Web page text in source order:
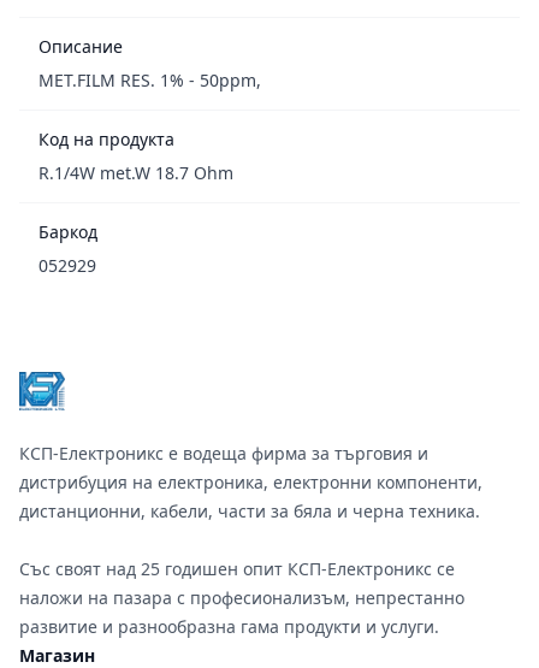
Описание
MET.FILM RES. 1% - 50ppm,
Код на продукта
R.1/4W met.W 18.7 Ohm
Баркод
052929
КСП-Електроникс е водеща фирма за търговия и
дистрибуция на електроника, електронни компоненти,
дистанционни, кабели, части за бяла и черна техника.
Със своят над 25 годишен опит КСП-Електроникс се
наложи на пазара с професионализъм, непрестанно
развитие и разнообразна гама продукти и услуги.
Магазин